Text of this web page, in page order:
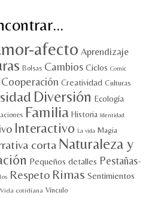
afecto Aprendizaje
Bolsas Cambios Ciclos Comic
Cooperación Creatividad Culturas
Diversión Ecología
Familia Historia Identidad
Interactivo La vida Magia
corta Naturaleza y
Pequeños detalles Pestañas-
Respeto Rimas Sentimientos
Vida cotidiana Vínculo